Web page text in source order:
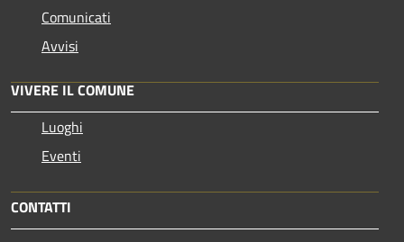
Comunicati
Avvisi
VIVERE IL COMUNE
Luoghi
Eventi
CONTATTI